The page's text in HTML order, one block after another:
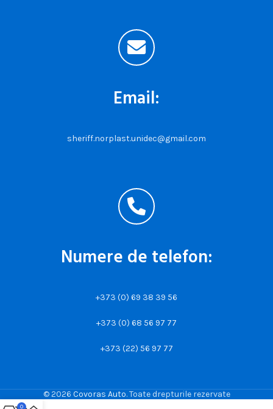
Email:
sheriff.norplast.unidec@gmail.com
Numere de telefon:
+373 (0) 69 38 39 56
+373 (0) 68 56 97 77
+373 (22) 56 97 77
© 2026 Covoras Auto. Toate drepturile rezervate
0